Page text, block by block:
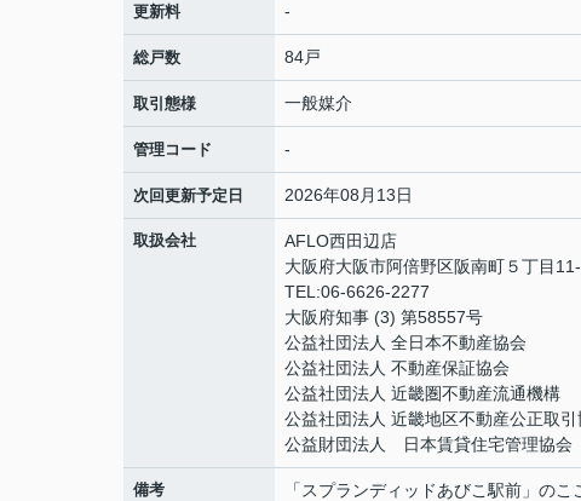
更新料 -
総戸数 84戸
取引態様 一般媒介
管理コード -
次回更新予定日 2026年08月13日
取扱会社
AFLO西田辺店
大阪府大阪市阿倍野区阪南町５丁目
TEL:06-6626-2277
大阪府知事 (3) 第58557号
公益社団法人 全日本不動産協会
公益社団法人 不動産保証協会
公益社団法人 近畿圏不動産流通機構
公益社団法人 近畿地区不動産公正取引
公益財団法人 日本賃貸住宅管理協会
備考
「スプランディッドあびこ駅前」の